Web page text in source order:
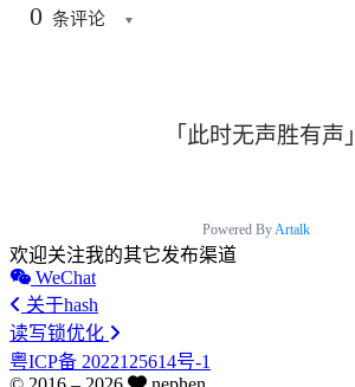
0 条评论
「此时无声胜有声」
Powered ByArtalk
欢迎关注我的其它发布渠道
WeChat
关于hash
读写锁优化
粤ICP备 2022125614号-1